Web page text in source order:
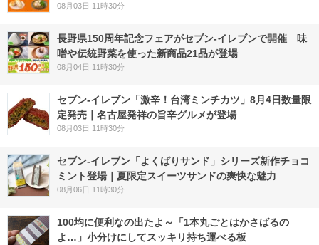
08月03日 11時30分
長野県150周年記念フェアがセブン-イレブンで開催 味
噌や伝統野菜を使った新商品21品が登場
08月04日 11時30分
セブン-イレブン「激辛！台湾ミンチカツ」8月4日数量限
定発売｜名古屋発祥の旨辛グルメが登場
08月03日 11時30分
セブン‐イレブン「よくばりサンド」シリーズ新作チョコ
ミント登場｜夏限定スイーツサンドの爽快な魅力
08月06日 11時30分
100均に便利なの出たよ～「1本丸ごとはかさばるの
よ…」小分けにしてスッキリ持ち運べる板